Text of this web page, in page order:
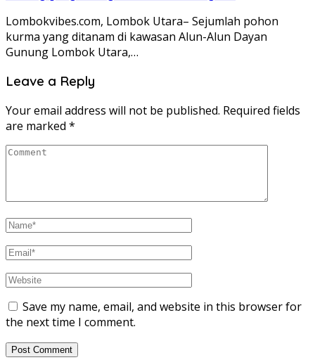
Lombokvibes.com, Lombok Utara– Sejumlah pohon
kurma yang ditanam di kawasan Alun-Alun Dayan
Gunung Lombok Utara,…
Leave a Reply
Your email address will not be published. Required fields
are marked *
Save my name, email, and website in this browser for
the next time I comment.